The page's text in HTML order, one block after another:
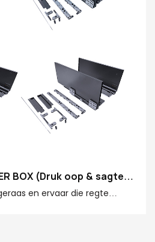
BOX (Druk oop & sagte
en ervaar die regte